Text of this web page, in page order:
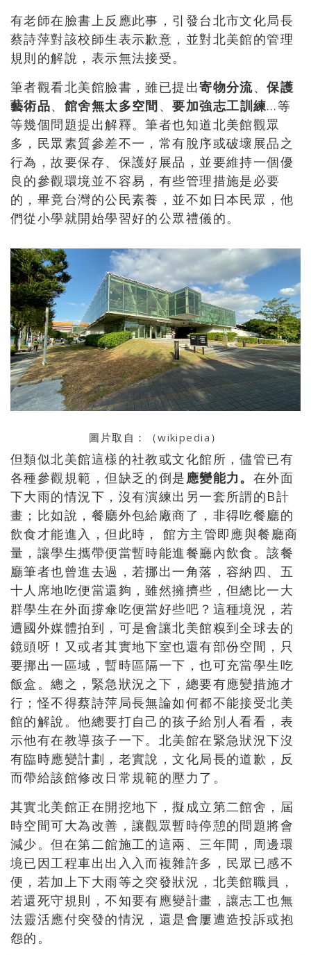
有老師在臉書上反應此事，引發台北市文化局長
蔡詩萍對該校師生表示歉意，並對北美館的管理
規則的解說，表示無法接受。
筆者觀看北美館臉書，雖已提出寄物分流、保護
藝術品、 館舍無太多空間、要加強志工訓練…等
等幾個問題提出解釋。筆者也知道北美館觀眾
多，民眾素質參差不一，常有脫序或破壞展品之
行為，故要保存、保護好展品，並要維持一個優
良的參觀環境並不容易，有些管理措施是必要
的，畢竟台灣的公民素養，並不如日本民眾，他
們從小學就開始學習好的公眾禮儀的。
圖片取自：（wikipedia ）
但類似北美館這樣的社教或文化館所，儘管已有
各種參觀規範，但缺乏的倒是 應變能力。 在外面
下大雨的情況下，沒有演練出另一套所謂的B計
畫；比如說，餐廳外包給廠商了，非得吃餐廳的
飲食才能進入，但此時， 館方主管即應與餐廳商
量，讓學生攜帶便當暫時能進餐廳內飲食。該餐
廳筆者也曾進去過，若挪出一角落，容納四、五
十人席地吃便當還夠，雖然擁擠些，但總比一大
群學生在外面撐傘吃便當好些吧？這種境況，若
遭國外媒體拍到，可是會讓北美館糗到全球去的
鏡頭呀！又或者其實地下室也還有部份空間，只
要挪出一區域，暫時區隔一下，也可充當學生吃
飯盒。總之，緊急狀況之下，總要有應變措施才
行；怪不得蔡詩萍局長無論如何都不能接受北美
館的解說。他總要打自己的孩子給別人看看，表
示他有在教導孩子一下。北美館在緊急狀況下沒
有臨時應變計劃，老實說，文化局長的道歉，反
而帶給該館修改日常規範的壓力了。
其實北美館正在開挖地下，擬成立第二館舍，屆
時空間可大為改善，讓觀眾暫時停憩的問題將會
減少。但在第二館施工的這兩、三年間，周邊環
境已因工程車出出入入而複雜許多，民眾已感不
便，若加上下大雨等之突發狀況，北美館職員，
若還死守規則，不知要有應變計畫，讓志工也無
法靈活應付突發的情況，還是會屢遭造投訴或抱
怨的。